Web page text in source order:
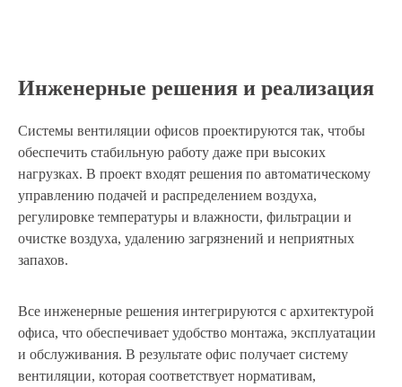
Инженерные решения и реализация
Системы вентиляции офисов проектируются так, чтобы
обеспечить стабильную работу даже при высоких
нагрузках. В проект входят решения по автоматическому
управлению подачей и распределением воздуха,
регулировке температуры и влажности, фильтрации и
очистке воздуха, удалению загрязнений и неприятных
запахов.
Все инженерные решения интегрируются с архитектурой
офиса, что обеспечивает удобство монтажа, эксплуатации
и обслуживания. В результате офис получает систему
вентиляции, которая соответствует нормативам,
Исполнительный
директор
Макаров
Заполнив форму вы
получите индивидуальное
предложение
Это бесплатно